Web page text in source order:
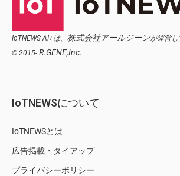
IoTNEWS AI+は、 株式会社アールジーンが運営し
© 2015- R.GENE,Inc.
IoTNEWSについて
IoTNEWSとは
広告掲載・タイアップ
プライバシーポリシー